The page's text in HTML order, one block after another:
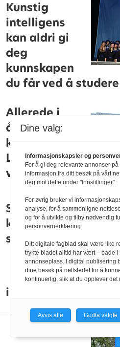
Kunstig
intelligens
kan aldri gi
deg
kunnskapen
du får ved å studere
Allerede i
åttende
klasse visste
Lasse hva han
ville studere
Samlet
kvinnelige
studenter før
immatrikuleringen
Dine valg:
Informasjonskapsler og
For å gi deg relevante annonser
informasjon fra ditt besøk på vårt
deg mot dette under "Innstillinger".
For øvrig bruker vi
analyse, for å sammenligne
og for å utvikle og tilby nødvendig
personvernerklæring.
Ditt digitale fagblad skal være like
trykte bladet alltid har vært – bade
annonseplass. I digital publisering
dine besøk på nettstedet for å
kontinuerlig, slik at du opplever det
Avvis alle Godta valgte